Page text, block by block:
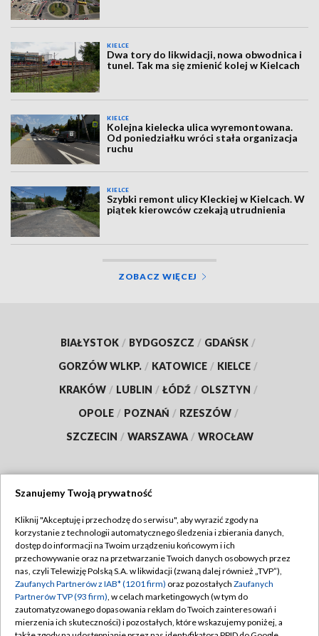
KIELCE
Dwa tory do likwidacji, nowa obwodnica i
tunel. Tak ma się zmienić kolej w Kielcach
KIELCE
Kolejna kielecka ulica wyremontowana.
Od poniedziałku wróci stała organizacja
ruchu
KIELCE
Szybki remont ulicy Kleckiej w Kielcach. W
piątek kierowców czekają utrudnienia
ZOBACZ WIĘCEJ
BIAŁYSTOK / BYDGOSZCZ / GDAŃSK /
GORZÓW WLKP. / KATOWICE / KIELCE /
KRAKÓW / LUBLIN / ŁÓDŹ / OLSZTYN /
OPOLE / POZNAŃ / RZESZÓW /
SZCZECIN / WARSZAWA / WROCŁAW
TVP
Abonament TVP
Emisja w TVP
Centrum informacji TVP
Naziemna Telewizja Cyfrowa
Regulamin TVP
Polityka prywatności
Moje zgody
Pomoc
Szanujemy Twoją prywatność
Kliknij "Akceptuję i przechodzę do serwisu", aby wyrazić zgody na
korzystanie z technologii automatycznego śledzenia i zbierania danych,
dostęp do informacji na Twoim urządzeniu końcowym i ich
przechowywanie oraz na przetwarzanie Twoich danych osobowych przez
nas, czyli Telewizję Polską S.A. w likwidacji (zwaną dalej również „TVP”),
Zaufanych Partnerów z IAB* (1201 firm) oraz pozostałych Zaufanych
Partnerów TVP (93 firm), w celach marketingowych (w tym do
zautomatyzowanego dopasowania reklam do Twoich zainteresowań i
mierzenia ich skuteczności) i pozostałych, które wskazujemy poniżej, a